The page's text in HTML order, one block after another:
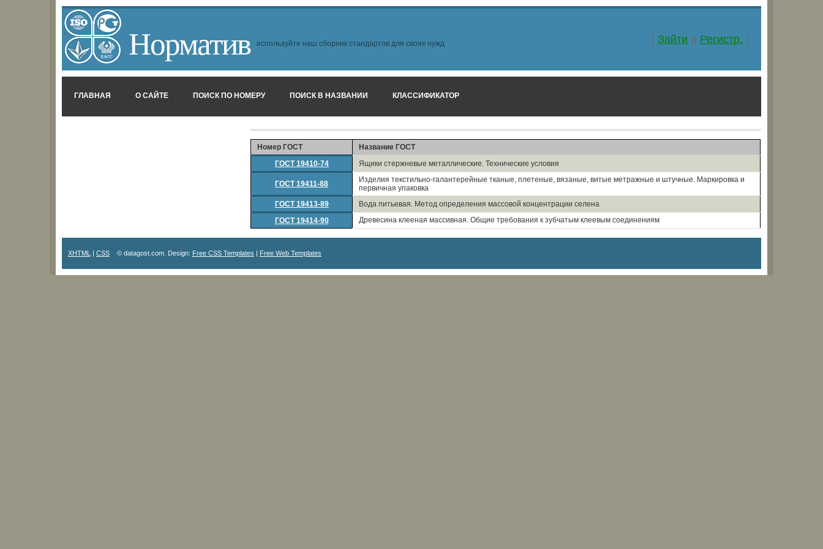
Норматив используйте наш сборник стандартов для своих нужд Зайти Регистр.
ГЛАВНАЯ О САЙТЕ ПОИСК ПО НОМЕРУ ПОИСК В НАЗВАНИИ КЛАССИФИКАТОР
Номер ГОСТ
Название ГОСТ
ГОСТ 19410-74
Ящики стержневые металлические. Технические условия
ГОСТ 19411-88
Изделия текстильно-галантерейные тканые, плетеные, вязаные, витые метражные и штучные. Маркировка и
первичная упаковка
ГОСТ 19413-89
Вода питьевая. Метод определения массовой концентрации селена
ГОСТ 19414-90
Древесина клееная массивная. Общие требования к зубчатым клеевым соединениям
XHTML | CSS© datagost.com. Design: Free CSS Templates | Free Web Templates